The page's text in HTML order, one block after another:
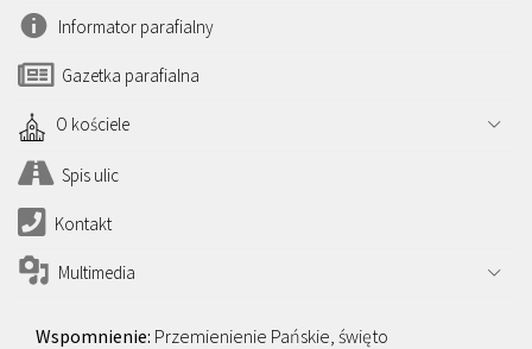
Informator parafialny
Gazetka parafialna
O kościele
Spis ulic
Kontakt
Multimedia
Przemienienie Pańskie, święto